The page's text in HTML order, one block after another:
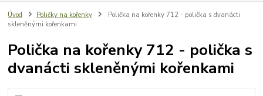
Úvod Poličky na kořenky
Polička na kořenky 712 - polička s dvanácti
skleněnými kořenkami
Polička na kořenky 712 - polička s
dvanácti skleněnými kořenkami